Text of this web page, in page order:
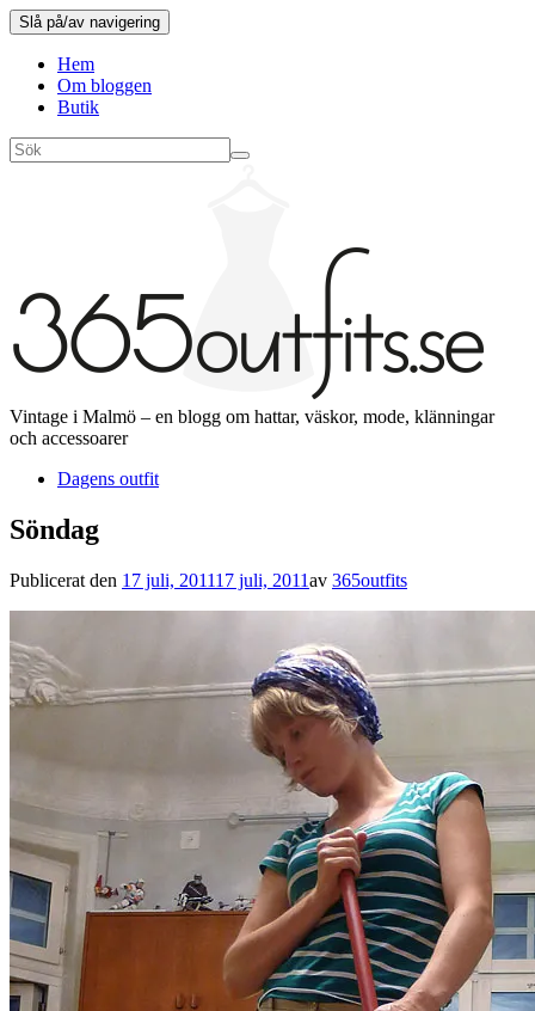
Slå på/av navigering
Hem
Om bloggen
Butik
Vintage i Malmö – en blogg om hattar, väskor, mode, klänningar
och accessoarer
Dagens outfit
Söndag
Publicerat den 17 juli, 201117 juli, 2011av 365outfits